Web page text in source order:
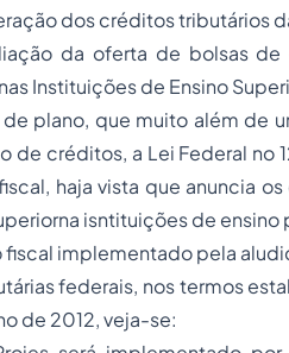
dos créditos tributários
da oferta de bolsas
Instituições de Ensino
plano, que muito além de
de créditos, a Lei Federal no
haja vista que anuncia
isntituições de ensino
implementado pela
federais, nos termos
de 2012, veja-se: